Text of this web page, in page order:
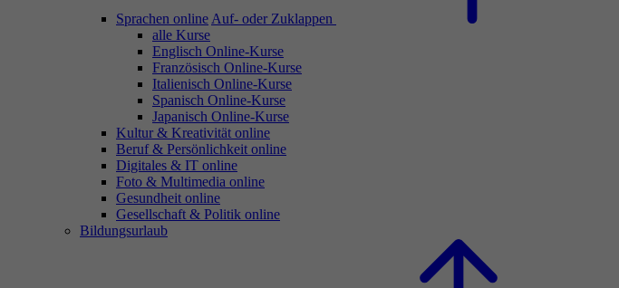
Sprachen online Auf- oder Zuklappen
alle Kurse
Englisch Online-Kurse
Französisch Online-Kurse
Italienisch Online-Kurse
Spanisch Online-Kurse
Japanisch Online-Kurse
Kultur & Kreativität online
Beruf & Persönlichkeit online
Digitales & IT online
Foto & Multimedia online
Gesundheit online
Gesellschaft & Politik online
Bildungsurlaub